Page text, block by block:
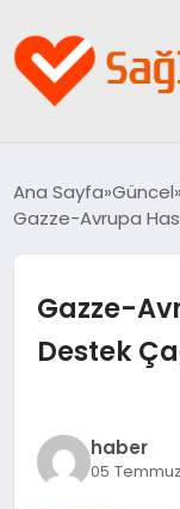
SAĞLIK
GÜNCEL
BESLENME
Ana Sayfa Güncel
Gazze-Avrupa
Gazze-
Destek
haber
05